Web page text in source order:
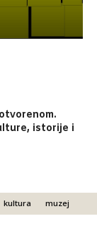
istorije i
kultura muzej